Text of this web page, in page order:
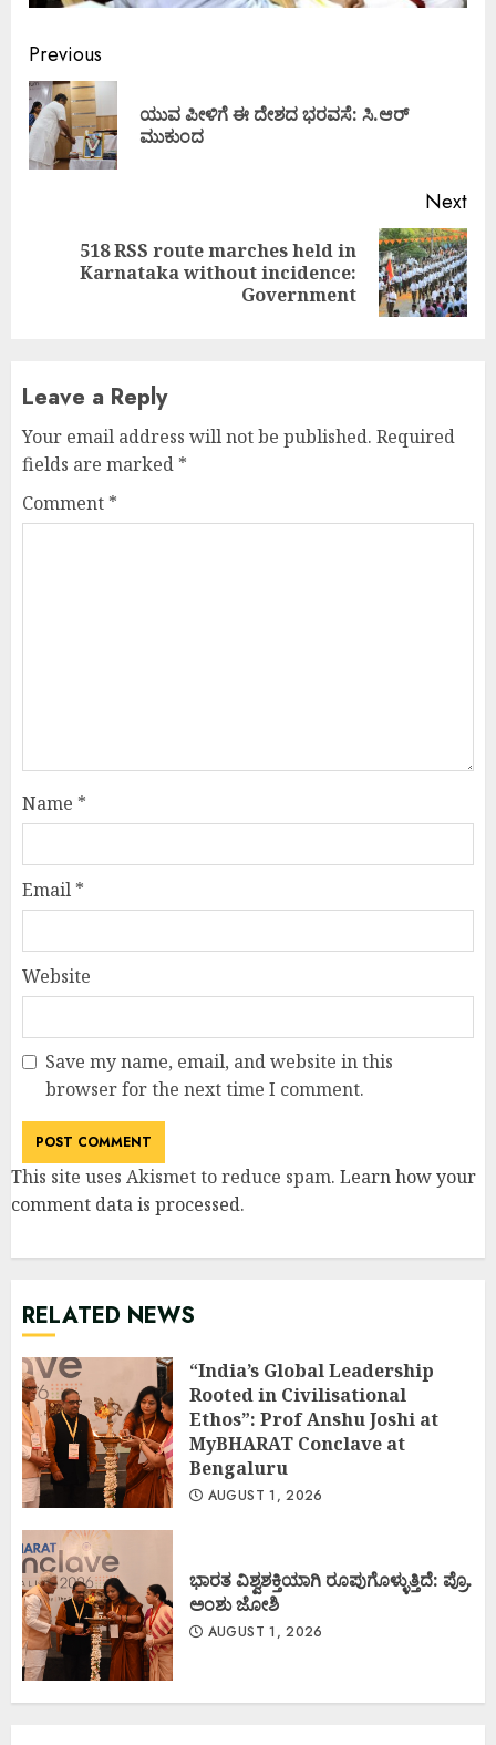
Continue
Reading
Previous
ಯುವ ಪೀಳಿಗೆ ಈ ದೇಶದ ಭರವಸೆ: ಸಿ.ಆರ್
ಮುಕುಂದ
Next
518 RSS route marches held in
Karnataka without incidence:
Government
Leave a Reply
Your email address will not be published. Required
fields are marked *
Comment *
Name *
Email *
Website
Save my name, email, and website in this
browser for the next time I comment.
This site uses Akismet to reduce spam. Learn how your
comment data is processed.
RELATED NEWS
“India’s Global Leadership
Rooted in Civilisational
Ethos”: Prof Anshu Joshi at
MyBHARAT Conclave at
Bengaluru
AUGUST 1, 2026
ಭಾರತ ವಿಶ್ವಶಕ್ತಿಯಾಗಿ ರೂಪುಗೊಳ್ಳುತ್ತಿದೆ: ಪ್ರೊ.
ಅಂಶು ಜೋಶಿ
AUGUST 1, 2026